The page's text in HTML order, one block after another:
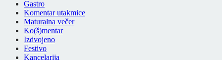
Gastro
Komentar utakmice
Maturalna večer
Ko(š)mentar
Izdvojeno
Festivo
Kancelarija